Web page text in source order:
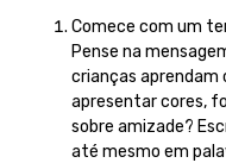
Comece com um
Pense na
crianças aprendam
apresentar cores,
sobre amizade?
até mesmo em